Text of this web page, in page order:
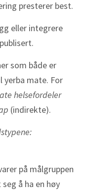
presterer best.
eller integrere
som både er
mate. For
helsefordeler
(indirekte).
på målgruppen
å ha en høy